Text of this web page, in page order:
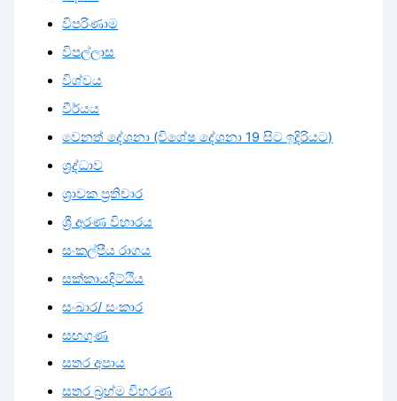
විපරිණාම
විපල්ලාස
විශ්වය
වීර්යය
වෙනත් දේශනා (විශේෂ දේශනා 19 සිට ඉදිරියට)
ශ්‍රද්ධාව
ශ්‍රාවක ප්‍රතිචාර
ශ්‍රී අරණ විහාරය
සංකල්පීය රාගය
සක්කායදිට්ඨිය
සංඛාර/ සංකාර
සඟගුණ
සතර අපාය
සතර බ්‍රහ්ම විහරණ